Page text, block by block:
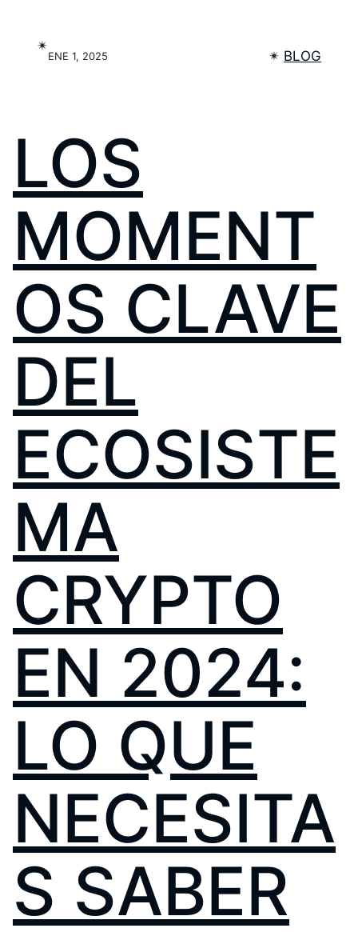
✴︎
ENE 1, 2025 ✴︎ BLOG
LOS
MOMENT
OS CLAVE
DEL
ECOSISTE
MA
CRYPTO
EN 2024:
LO QUE
NECESITA
S SABER